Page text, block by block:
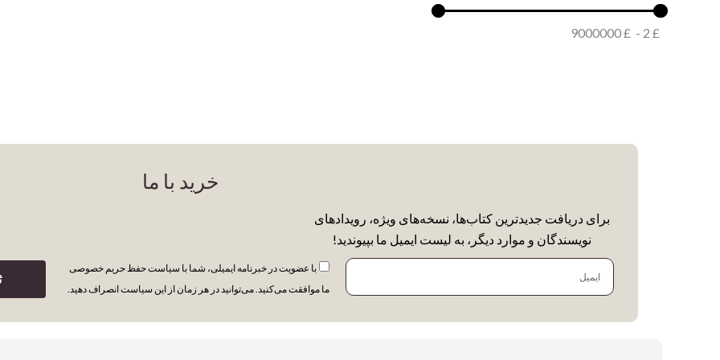
2 £
-
9000000£
خرید با ما
برای دریافت جدیدترین کتاب‌ها، نسخه‌های ویژه، رویدادهای
نویسندگان و موارد دیگر، به لیست ایمیل ما بپیوندید!
ایمیل
با عضویت در خبرنامه ایمیلی، شما با سیاست حفظ حریم خصوصی
ما موافقت می‌کنید. می‌توانید در هر زمان از این سیاست انصراف دهید.